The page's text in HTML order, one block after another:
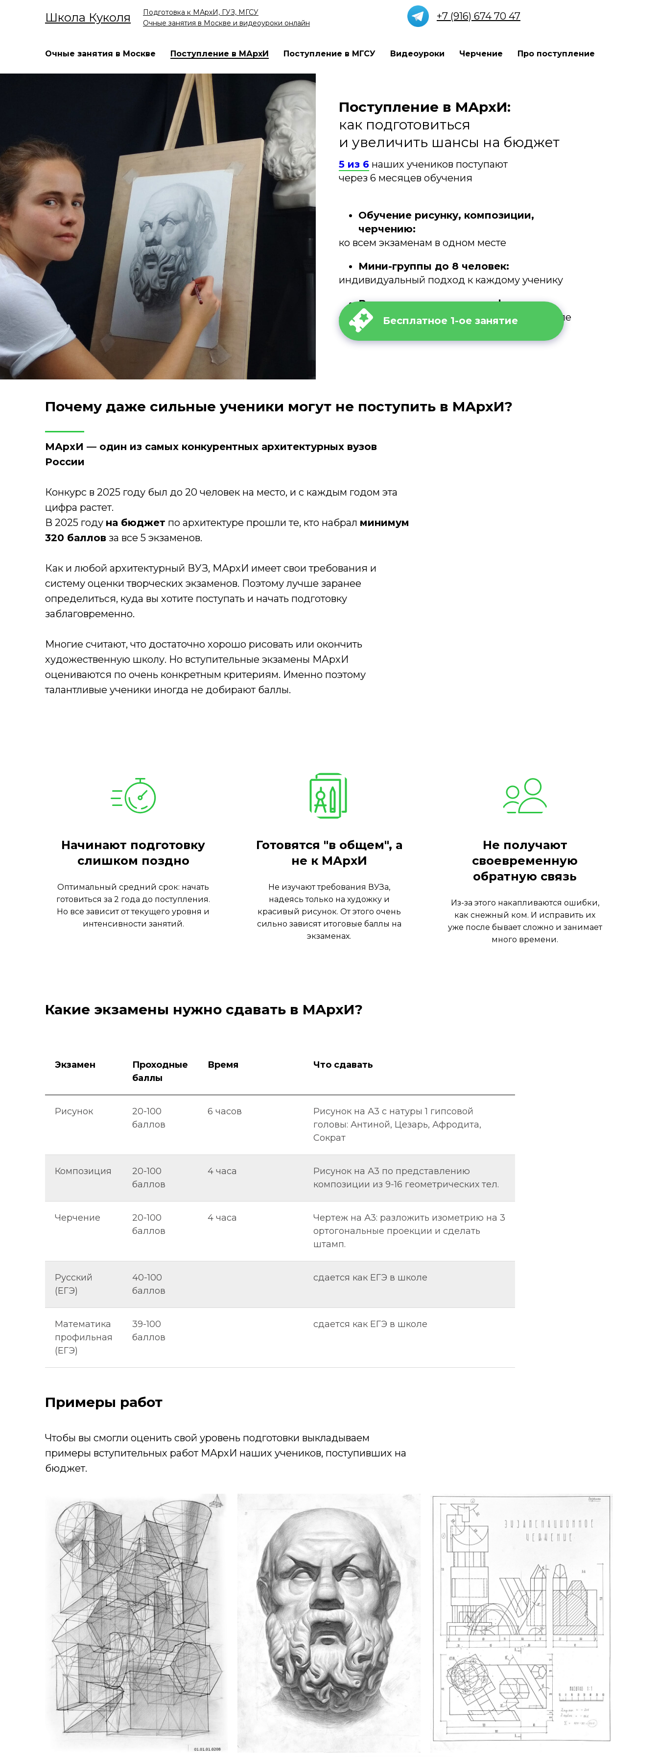
Школа Куколя
Подготовка к МАрхИ, ГУЗ, МГСУ
Очные занятия в Москве и видеоуроки онлайн
+7 (916) 674 70 47
Очные занятия в Москве Поступление в МАрхИ Поступление в МГСУ Видеоуроки Черчение Про поступление
Поступление в МАрхИ:
как подготовиться
и увеличить шансы на бюджет
5 из 6 наших учеников поступают
через 6 месяцев обучения
Обучение рисунку, композиции,
черчению:
ко всем экзаменам в одном месте
Мини-группы до 8 человек:
индивидуальный подход к каждому ученику
Ваш прогресс виден в цифрах:
ежемесячный экзамен по 100-балльной шкале
Бесплатное 1-ое занятие
Почему даже сильные ученики могут не поступить в МАрхИ?
МАрхИ — один из самых конкурентных архитектурных вузов
России
Конкурс в 2025 году был до 20 человек на место, и с каждым годом эта
цифра растет.
В 2025 году на бюджет по архитектуре прошли те, кто набрал минимум
320 баллов за все 5 экзаменов.
Как и любой архитектурный ВУЗ, МАрхИ имеет свои требования и
систему оценки творческих экзаменов. Поэтому лучше заранее
определиться, куда вы хотите поступать и начать подготовку
заблаговременно.
Многие считают, что достаточно хорошо рисовать или окончить
художественную школу. Но вступительные экзамены МАрхИ
оцениваются по очень конкретным критериям. Именно поэтому
талантливые ученики иногда не добирают баллы.
Начинают подготовку
слишком поздно
Оптимальный средний срок: начать
готовиться за 2 года до поступления.
Но все зависит от текущего уровня и
интенсивности занятий.
Готовятся "в общем", а
не к МАрхИ
Не изучают требования ВУЗа,
надеясь только на художку и
красивый рисунок. От этого очень
сильно зависят итоговые баллы на
экзаменах.
Не получают
своевременную
обратную связь
Из-за этого накапливаются ошибки,
как снежный ком. И исправить их
уже после бывает сложно и занимает
много времени.
Какие экзамены нужно сдавать в МАрхИ?
Экзамен
Проходные
баллы
Время Что сдавать
Рисунок
20-100
баллов
6 часов
Рисунок на А3 с натуры 1 гипсовой
головы: Антиной, Цезарь, Афродита,
Сократ
Композиция
20-100
баллов
4 часа
Рисунок на А3 по представлению
композиции из 9-16 геометрических тел.
Черчение
20-100
баллов
4 часа
Чертеж на А3: разложить изометрию на 3
ортогональные проекции и сделать
штамп.
Русский
(ЕГЭ)
40-100
баллов
сдается как ЕГЭ в школе
Математика
профильная
(ЕГЭ)
39-100
баллов
сдается как ЕГЭ в школе
Примеры работ
Чтобы вы смогли оценить свой уровень подготовки выкладываем
примеры вступительных работ МАрхИ наших учеников, поступивших на
бюджет.